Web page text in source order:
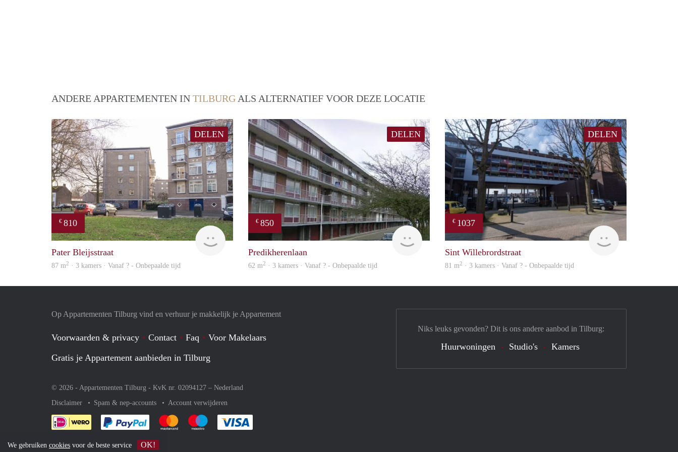
ANDERE APPARTEMENTEN IN TILBURG ALS ALTERNATIEF VOOR DEZE LOCATIE
DELEN
€ 810
Woning
Pater Bleijsstraat
87 m2 · 3 kamers · Vanaf ? - Onbepaalde tijd
DELEN
€ 850
rent
Predikherenlaan
62 m2 · 3 kamers · Vanaf ? - Onbepaalde tijd
DELEN
€ 1037
Sint Willebrordstraat
81 m2 · 3 kamers · Vanaf ? - Onbepaalde tijd
Op Appartementen Tilburg vind en verhuur je makkelijk je Appartement
Voorwaarden & privacy Contact Faq
Voor Makelaars
Gratis je Appartement aanbieden in Tilburg
© 2026 - Appartementen Tilburg - KvK nr. 02094127 – Nederland
Disclaimer
Spam & nep-accounts Account verwijderen
Je rekent gemakkelijk af met Paypal
Je rekent gemakkelijk af met Mastercard
Je rekent gemakkelijk af met Meastro
Niks leuks gevonden? Dit is ons andere aanbod in Tilburg:
Huurwoningen Studio's Kamers
We gebruiken cookies voor de beste service OK!